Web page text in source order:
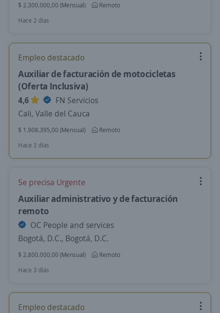
$ 2.300.000,00 (Mensual)
Remoto
Hace 2 días
Empleo destacado
Auxiliar de facturación de motocicletas
(Oferta Inclusiva)
4,6
FN Servicios
Cali, Valle del Cauca
$ 1.908.395,00 (Mensual)
Remoto
Hace 3 días
Se precisa Urgente
Auxiliar administrativo y de facturación
remoto
OC People and services
Bogotá, D.C., Bogotá, D.C.
$ 2.800.000,00 (Mensual)
Remoto
Hace 3 días
Empleo destacado